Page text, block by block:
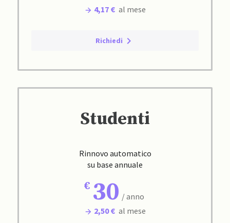
4,17 € al mese
Richiedi
Studenti
Rinnovo automatico
su base annuale
30 / anno
2,50 € al mese